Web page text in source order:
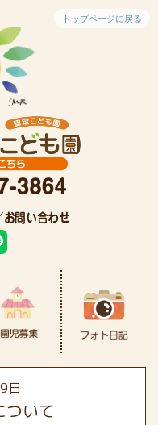
トップページに戻る
日
ついて